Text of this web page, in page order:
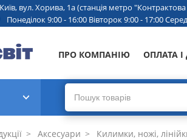
вул. Хорива, 1а (станція метро
Понеділок 9:00 - 16:00 Вівторок 9:00 - 17:00
ПРО КОМПАНІЮ ОПЛАТА
Аксесуари Килимки, ножі,